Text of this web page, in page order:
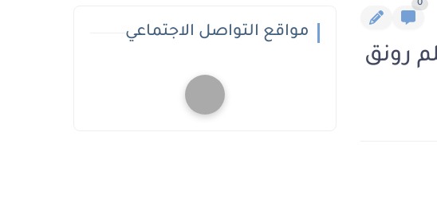
0
مواقع التواصل الاجتماعي